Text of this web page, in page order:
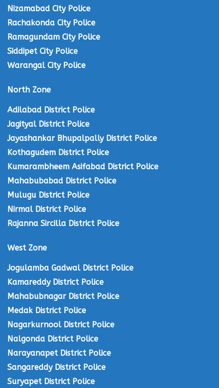
Nizamabad City Police
Rachakonda City Police
Ramagundam City Police
Siddipet City Police
Warangal City Police
North Zone
Adilabad District Police
Jagityal District Police
Jayashankar Bhupalpally District Police
Kothagudem District Police
Kumarambheem Asifabad District Police
Mahabubabad District Police
Mulugu District Police
Nirmal District Police
Rajanna Sircilla District Police
West Zone
Jogulamba Gadwal District Police
Kamareddy District Police
Mahabubnagar District Police
Medak District Police
Nagarkurnool District Police
Nalgonda District Police
Narayanapet District Police
Sangareddy District Police
Suryapet District Police